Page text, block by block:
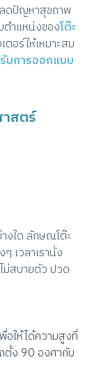
ลดปัญหาสุขภาพ
ตำแหน่งของโต๊ะ
อร์ให้เหมาะสม
บการออกแบบ
าสตร์
างใด ลักษณโต๊ะ
เวลาเรานั่ง
ม่สบายตัว ปวด
อให้ได้ความสูงที่
ตั้ง 90 องศากับ